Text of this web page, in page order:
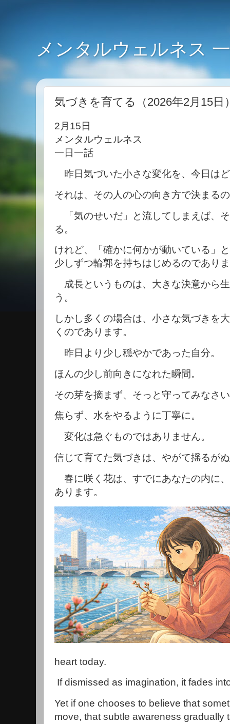
メンタルウェルネス
気づきを育てる（2026年2月15日
2月15日
メンタルウェルネス
一日一話
昨日気づいた小さな変化を、今日は
それは、その人の心の向き方で決まる
「気のせいだ」と流してしまえば、
る。
けれど、「確かに何かが動いている」
少しずつ輪郭を持ちはじめるのであり
成長というものは、大きな決意から
う。
しかし多くの場合は、小さな気づきを
くのであります。
昨日より少し穏やかであった自分。
ほんの少し前向きになれた瞬間。
その芽を摘まず、そっと守ってみなさ
焦らず、水をやるように丁寧に。
変化は急ぐものではありません。
信じて育てた気づきは、やがて揺るが
春に咲く花は、すでにあなたの内に
あります。
heart today.
If dismissed as imagination, it fades
Yet if one chooses to believe that
move, that subtle awareness gradually